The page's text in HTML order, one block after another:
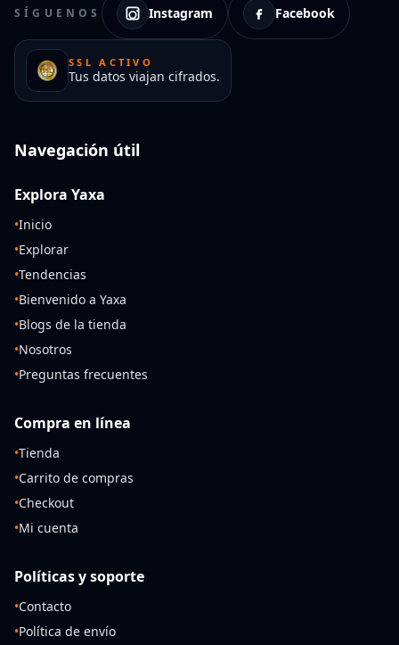
SÍGUENOS Instagram Facebook
SSL ACTIVO
Tus datos viajan cifrados.
Navegación útil
Explora Yaxa
•Inicio
•Explorar
•Tendencias
•Bienvenido a Yaxa
•Blogs de la tienda
•Nosotros
•Preguntas frecuentes
Compra en línea
•Tienda
•Carrito de compras
•Checkout
•Mi cuenta
Políticas y soporte
•Contacto
•Política de envío